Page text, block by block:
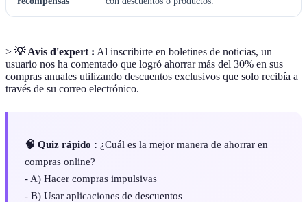
> 💡 Avis d'expert : Al inscribirte en boletines de noticias, un
usuario nos ha comentado que logró ahorrar más del 30% en sus
compras anuales utilizando descuentos exclusivos que solo recibía a
través de su correo electrónico.
🧠 Quiz rápido : ¿Cuál es la mejor manera de ahorrar en
compras online?
- A) Hacer compras impulsivas
- B) Usar aplicaciones de descuentos